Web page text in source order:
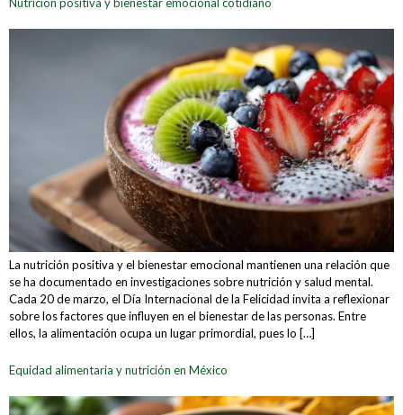
Nutrición positiva y bienestar emocional cotidiano
La nutrición positiva y el bienestar emocional mantienen una relación que
se ha documentado en investigaciones sobre nutrición y salud mental.
Cada 20 de marzo, el Día Internacional de la Felicidad invita a reflexionar
sobre los factores que influyen en el bienestar de las personas. Entre
ellos, la alimentación ocupa un lugar primordial, pues lo […]
Equidad alimentaria y nutrición en México